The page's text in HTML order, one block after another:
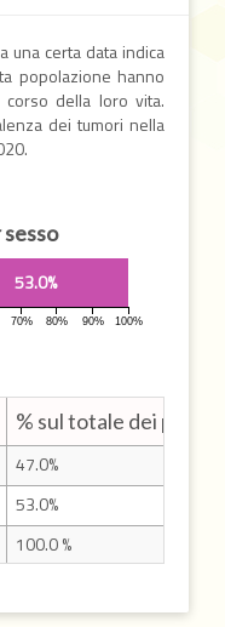
una certa data indica
popolazione hanno
della loro vita.
dei tumori nella
53.0%
70% 80% 90% 100%
% sul totale dei
47.0%
53.0%
100.0 %